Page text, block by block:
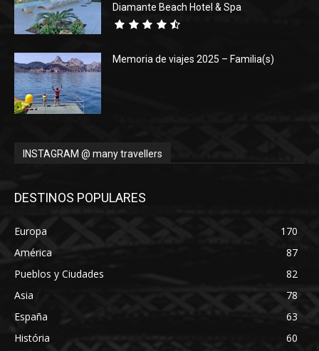
Diamante Beach Hotel & Spa
Memoria de viajes 2025 – Familia(s)
INSTAGRAM @ many travellers
DESTINOS POPULARES
Europa
170
América
87
Pueblos y Ciudades
82
Asia
78
España
63
História
60